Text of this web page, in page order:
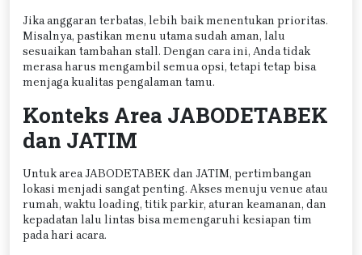
Jika anggaran terbatas, lebih baik menentukan prioritas.
Misalnya, pastikan menu utama sudah aman, lalu
sesuaikan tambahan stall. Dengan cara ini, Anda tidak
merasa harus mengambil semua opsi, tetapi tetap bisa
menjaga kualitas pengalaman tamu.
Konteks Area JABODETABEK
dan JATIM
Untuk area JABODETABEK dan JATIM, pertimbangan
lokasi menjadi sangat penting. Akses menuju venue atau
rumah, waktu loading, titik parkir, aturan keamanan, dan
kepadatan lalu lintas bisa memengaruhi kesiapan tim
pada hari acara.